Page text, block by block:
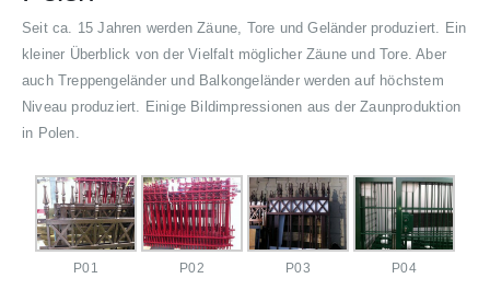
Seit ca. 15 Jahren werden Zäune, Tore und Geländer produziert. Ein
kleiner Überblick von der Vielfalt möglicher Zäune und Tore. Aber
auch Treppengeländer und Balkongeländer werden auf höchstem
Niveau produziert. Einige Bildimpressionen aus der Zaunproduktion
in Polen.
P01 P02 P03 P04